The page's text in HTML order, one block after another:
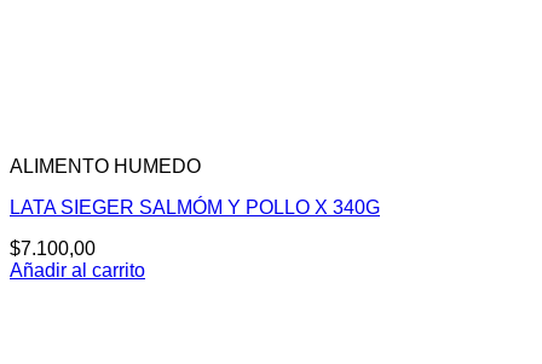
ALIMENTO HUMEDO
LATA SIEGER SALMÓM Y POLLO X 340G
$7.100,00
Añadir al carrito